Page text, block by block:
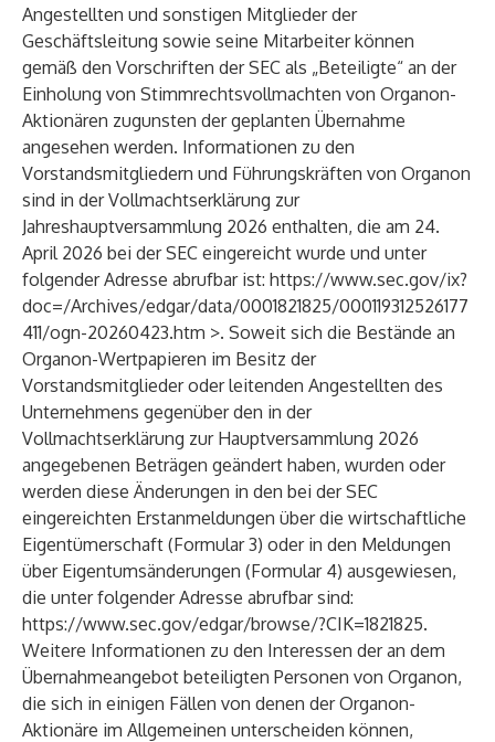
Angestellten und sonstigen Mitglieder der
Geschäftsleitung sowie seine Mitarbeiter können
gemäß den Vorschriften der SEC als „Beteiligte“ an der
Einholung von Stimmrechtsvollmachten von Organon-
Aktionären zugunsten der geplanten Übernahme
angesehen werden. Informationen zu den
Vorstandsmitgliedern und Führungskräften von Organon
sind in der Vollmachtserklärung zur
Jahreshauptversammlung 2026 enthalten, die am 24.
April 2026 bei der SEC eingereicht wurde und unter
folgender Adresse abrufbar ist: https://www.sec.gov/ix?
doc=/Archives/edgar/data/0001821825/000119312526177
411/ogn-20260423.htm >. Soweit sich die Bestände an
Organon-Wertpapieren im Besitz der
Vorstandsmitglieder oder leitenden Angestellten des
Unternehmens gegenüber den in der
Vollmachtserklärung zur Hauptversammlung 2026
angegebenen Beträgen geändert haben, wurden oder
werden diese Änderungen in den bei der SEC
eingereichten Erstanmeldungen über die wirtschaftliche
Eigentümerschaft (Formular 3) oder in den Meldungen
über Eigentumsänderungen (Formular 4) ausgewiesen,
die unter folgender Adresse abrufbar sind:
https://www.sec.gov/edgar/browse/?CIK=1821825.
Weitere Informationen zu den Interessen der an dem
Übernahmeangebot beteiligten Personen von Organon,
die sich in einigen Fällen von denen der Organon-
Aktionäre im Allgemeinen unterscheiden können,